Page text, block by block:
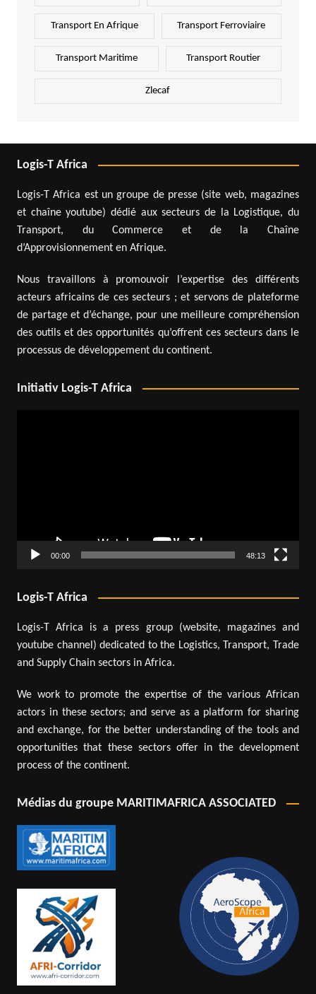
Transport En Afrique Transport Ferroviaire
Transport Maritime Transport Routier
Zlecaf
Logis-T Africa
Logis-T Africa est un groupe de presse (site web, magazines
et chaîne youtube) dédié aux secteurs de la Logistique, du
Transport, du Commerce et de la Chaîne
d’Approvisionnement en Afrique.
Nous travaillons à promouvoir l’expertise des différents
acteurs africains de ces secteurs ; et servons de plateforme
de partage et d’échange, pour une meilleure compréhension
des outils et des opportunités qu’offrent ces secteurs dans le
processus de développement du continent.
Initiativ Logis-T Africa
00:00 48:13
Logis-T Africa
Logis-T Africa is a press group (website, magazines and
youtube channel) dedicated to the Logistics, Transport, Trade
and Supply Chain sectors in Africa.
We work to promote the expertise of the various African
actors in these sectors; and serve as a platform for sharing
and exchange, for the better understanding of the tools and
opportunities that these sectors offer in the development
process of the continent.
Médias du groupe MARITIMAFRICA ASSOCIATED